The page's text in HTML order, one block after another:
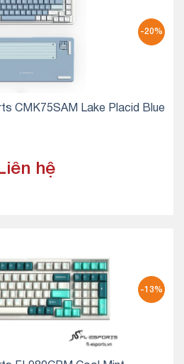
-20%
CMK75SAM Lake Placid Blue
hệ
-13%